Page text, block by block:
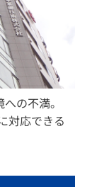
の不満。
対応できる